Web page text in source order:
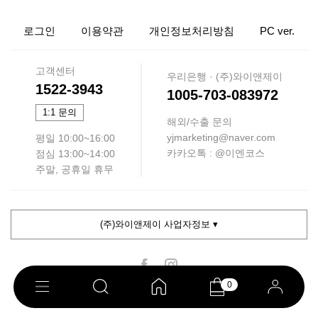
0
로그인 이용약관 개인정보처리방침 PC ver.
고객센터
1522-3943
1:1 문의
평일 10:00~16:00
점심 13:00~14:00
주말, 공휴일 휴무
우리은행 · (주)와이앤제이
1005-703-083972
해외/수출 문의
yjmarketing@naver.com
카카오톡 : @이엔코스
(주)와이앤제이 사업자정보 ▾